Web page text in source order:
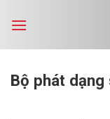
Bộ phát dạng